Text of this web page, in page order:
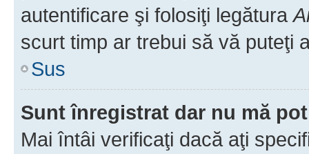
autentificare şi folosiţi legătura
scurt timp ar trebui să vă puteţi
Sus
Sunt înregistrat dar nu mă
Mai întâi verificaţi dacă aţi